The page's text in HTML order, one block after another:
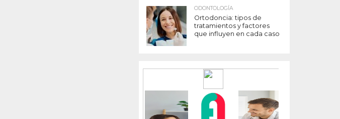
ODONTOLOGÍA
Ortodoncia: tipos de
tratamientos y factores
que influyen en cada caso